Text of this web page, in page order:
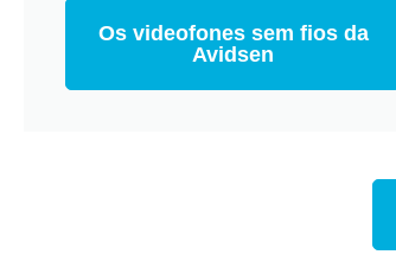
Os videofones sem fios da
Avidsen